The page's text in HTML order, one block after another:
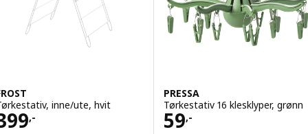
inne/ute, hvit
,-
399,-
PRESSA
Tørkestativ 16 klesklyper, grønn
59,-
Pris 59,-